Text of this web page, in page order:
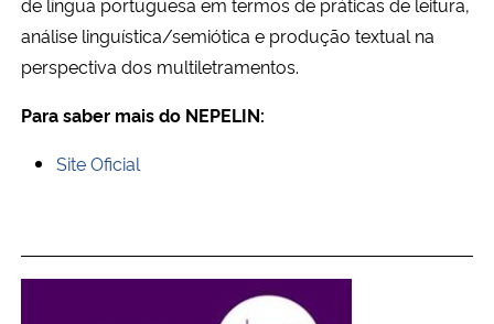
análise linguística/semiótica e produção textual na
perspectiva dos multiletramentos.
Para saber mais do NEPELIN:
Site Oficial